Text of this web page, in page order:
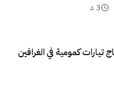
3 د
كمومية في الغرافين